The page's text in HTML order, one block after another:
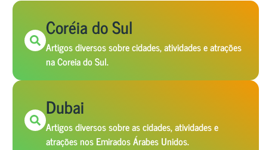
Coréia do Sul
Artigos diversos sobre cidades, atividades e atrações
na Coreia do Sul.
Dubai
Artigos diversos sobre as cidades, atividades e
atrações nos Emirados Árabes Unidos.